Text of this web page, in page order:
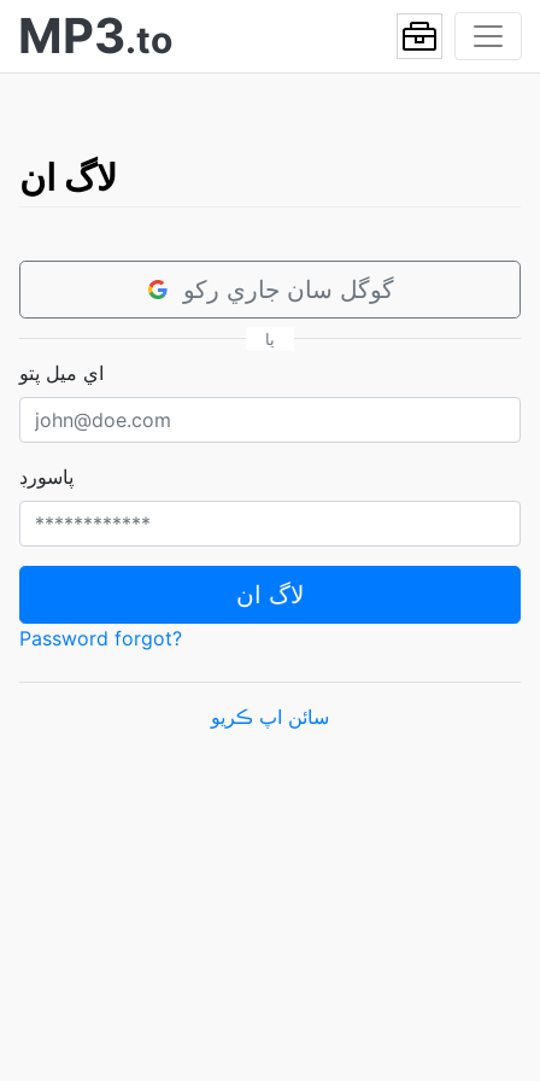
MP3.to
لاگ ان
گوگل سان جاري رکو
يا
اي ميل پتو
پاسورڊ
لاگ ان
Password forgot?
سائن اپ ڪريو